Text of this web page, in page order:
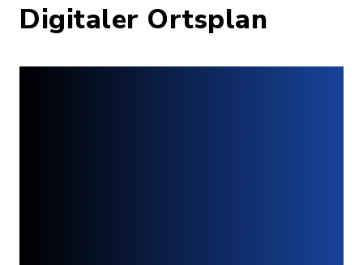
Digitaler Ortsplan